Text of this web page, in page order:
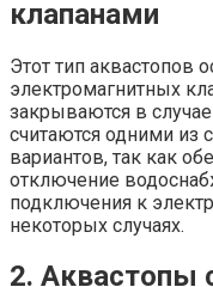
клапанами
Этот тип аквастопов
электромагнитных
закрываются в
считаются одними
вариантов, так как
отключение
подключения к
некоторых случаях.
2. Аквастопы